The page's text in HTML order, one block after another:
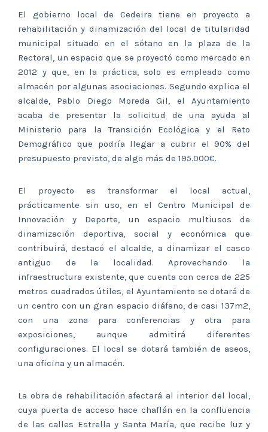
El gobierno local de Cedeira tiene en proyecto a
rehabilitación y dinamización del local de titularidad
municipal situado en el sótano en la plaza de la
Rectoral, un espacio que se proyectó como mercado en
2012 y que, en la práctica, solo es empleado como
almacén por algunas asociaciones. Segundo explica el
alcalde, Pablo Diego Moreda Gil, el Ayuntamiento
acaba de presentar la solicitud de una ayuda al
Ministerio para la Transición Ecológica y el Reto
Demográfico que podría llegar a cubrir el 90% del
presupuesto previsto, de algo más de 195.000€.
El proyecto es transformar el local actual,
prácticamente sin uso, en el Centro Municipal de
Innovación y Deporte, un espacio multiusos de
dinamización deportiva, social y económica que
contribuirá, destacó el alcalde, a dinamizar el casco
antiguo de la localidad. Aprovechando la
infraestructura existente, que cuenta con cerca de 225
metros cuadrados útiles, el Ayuntamiento se dotará de
un centro con un gran espacio diáfano, de casi 137m2,
con una zona para conferencias y otra para
exposiciones, aunque admitirá diferentes
configuraciones. El local se dotará también de aseos,
una oficina y un almacén.
La obra de rehabilitación afectará al interior del local,
cuya puerta de acceso hace chaflán en la confluencia
de las calles Estrella y Santa María, que recibe luz y